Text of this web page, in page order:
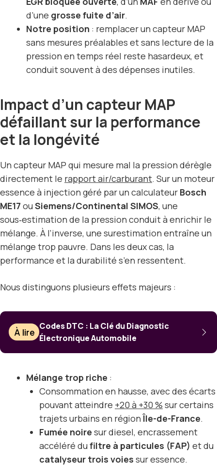
d’une grosse fuite d’air.
Notre position : remplacer un capteur MAP
sans mesures préalables et sans lecture de la
pression en temps réel reste hasardeux, et
conduit souvent à des dépenses inutiles.
Impact d’un capteur MAP
défaillant sur la performance
et la longévité
Un capteur MAP qui mesure mal la pression dérègle
directement le rapport air/carburant. Sur un moteur
essence à injection géré par un calculateur Bosch
ME17 ou Siemens/Continental SIMOS, une
sous‑estimation de la pression conduit à enrichir le
mélange. À l’inverse, une surestimation entraîne un
mélange trop pauvre. Dans les deux cas, la
performance et la durabilité s’en ressentent.
Nous distinguons plusieurs effets majeurs :
À lire
Codes DTC : La Clé du Diagnostic
Électronique Automobile
Mélange trop riche :
Consommation en hausse, avec des écarts
pouvant atteindre +20 à +30 % sur certains
trajets urbains en régionÎle-de-France.
Fumée noire sur diesel, encrassement
accéléré du filtre à particules (FAP) et du
catalyseur trois voies sur essence.